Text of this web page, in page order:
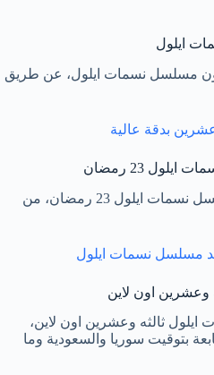
ايلول
مسلسل نسمات ايلول، عن طريق
بدقة عالية
23 رمضان
يمكن متابعة حلقة اليوم من مسلسل نسمات ايلول 23 رمضان، من
وعشرين اون لاين
ثالثه وعشرين اون لاين،
بتوقيت سوريا والسعودية وما